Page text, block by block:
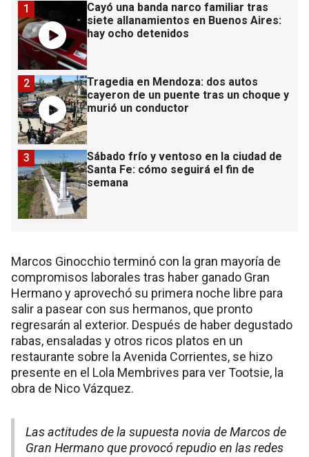
Cayó una banda narco familiar tras
siete allanamientos en Buenos Aires:
hay ocho detenidos
1
Tragedia en Mendoza: dos autos
cayeron de un puente tras un choque y
murió un conductor
2
Sábado frío y ventoso en la ciudad de
Santa Fe: cómo seguirá el fin de
semana
3
Marcos Ginocchio terminó con la gran mayoría de
compromisos laborales tras haber ganado Gran
Hermano y aprovechó su primera noche libre para
salir a pasear con sus hermanos, que pronto
regresarán al exterior. Después de haber degustado
rabas, ensaladas y otros ricos platos en un
restaurante sobre la Avenida Corrientes, se hizo
presente en el Lola Membrives para ver Tootsie, la
obra de Nico Vázquez.
Las actitudes de la supuesta novia de Marcos de
Gran Hermano que provocó repudio en las redes